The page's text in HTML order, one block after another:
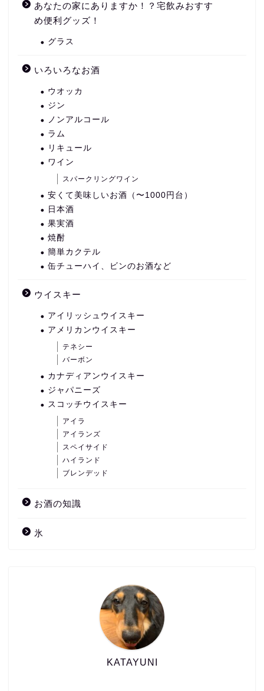
あなたの家にありますか！？宅飲みおすす
め便利グッズ！
グラス
いろいろなお酒
ウオッカ
ジン
ノンアルコール
ラム
リキュール
ワイン
スパークリングワイン
安くて美味しいお酒（〜1000円台）
日本酒
果実酒
焼酎
簡単カクテル
缶チューハイ、ビンのお酒など
ウイスキー
アイリッシュウイスキー
アメリカンウイスキー
テネシー
バーボン
カナディアンウイスキー
ジャパニーズ
スコッチウイスキー
アイラ
アイランズ
スペイサイド
ハイランド
ブレンデッド
お酒の知識
氷
KATAYUNI